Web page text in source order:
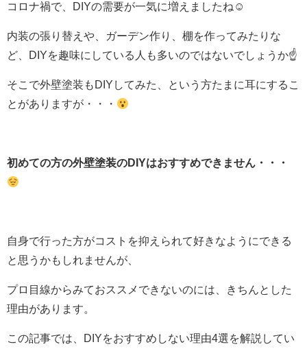
コロナ禍で、DIYの需要が一気に増えましたね☺
内装の張り替えや、ガーデン作り、棚を作ってみたりな
ど、DIYを趣味にしている人も多いのではないでしょうか☝
そこで外壁塗装もDIYしてみた、という方たまに耳にするこ
とがありますが・・・
初めての方の外壁塗装のDIYはおすすめできません・・・
自身で行った方がコストを抑えられて好きなようにできる
と思うかもしれませんが、
プロ目線からみておススメできないのには、きちんとした
理由があります。
この記事では、DIYをおすすめしない理由4選を解説してい